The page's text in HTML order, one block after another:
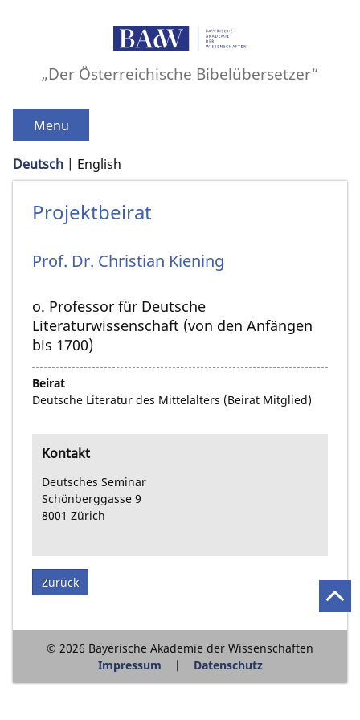
„Der Österreichische Bibelübersetzer“
Menu
Deutsch English
Projektbeirat
Prof. Dr. Christian Kiening
o. Professor für Deutsche
Literaturwissenschaft (von den Anfängen
bis 1700)
Beirat
Deutsche Literatur des Mittelalters (Beirat Mitglied)
Kontakt
Deutsches Seminar
Schönberggasse 9
8001 Zürich
Zurück
© 2026 Bayerische Akademie der Wissenschaften
Impressum
Datenschutz